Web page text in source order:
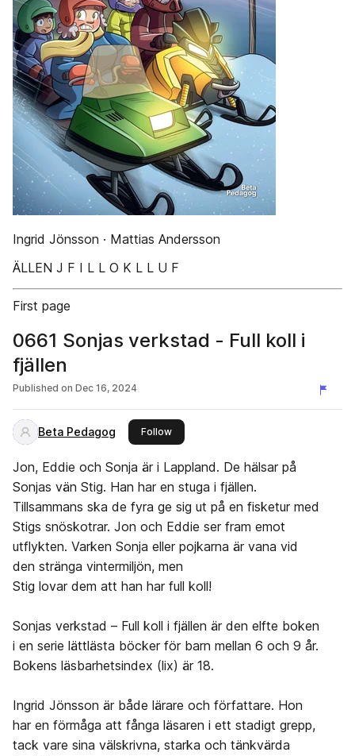
Ingrid Jönsson · Mattias Andersson
ÄLLEN J F I L L O K L L U F
First page
0661 Sonjas verkstad - Full koll i
fjällen
Published on Dec 16, 2024
Beta Pedagog Followthis publisher
Jon, Eddie och Sonja är i Lappland. De hälsar på
Sonjas vän Stig. Han har en stuga i fjällen.
Tillsammans ska de fyra ge sig ut på en fisketur med
Stigs snöskotrar. Jon och Eddie ser fram emot
utflykten. Varken Sonja eller pojkarna är vana vid
den stränga vintermiljön, men
Stig lovar dem att han har full koll!
Sonjas verkstad – Full koll i fjällen är den elfte boken
i en serie lättlästa böcker för barn mellan 6 och 9 år.
Bokens läsbarhetsindex (lix) är 18.
Ingrid Jönsson är både lärare och författare. Hon
har en förmåga att fånga läsaren i ett stadigt grepp,
tack vare sina välskrivna, starka och tänkvärda